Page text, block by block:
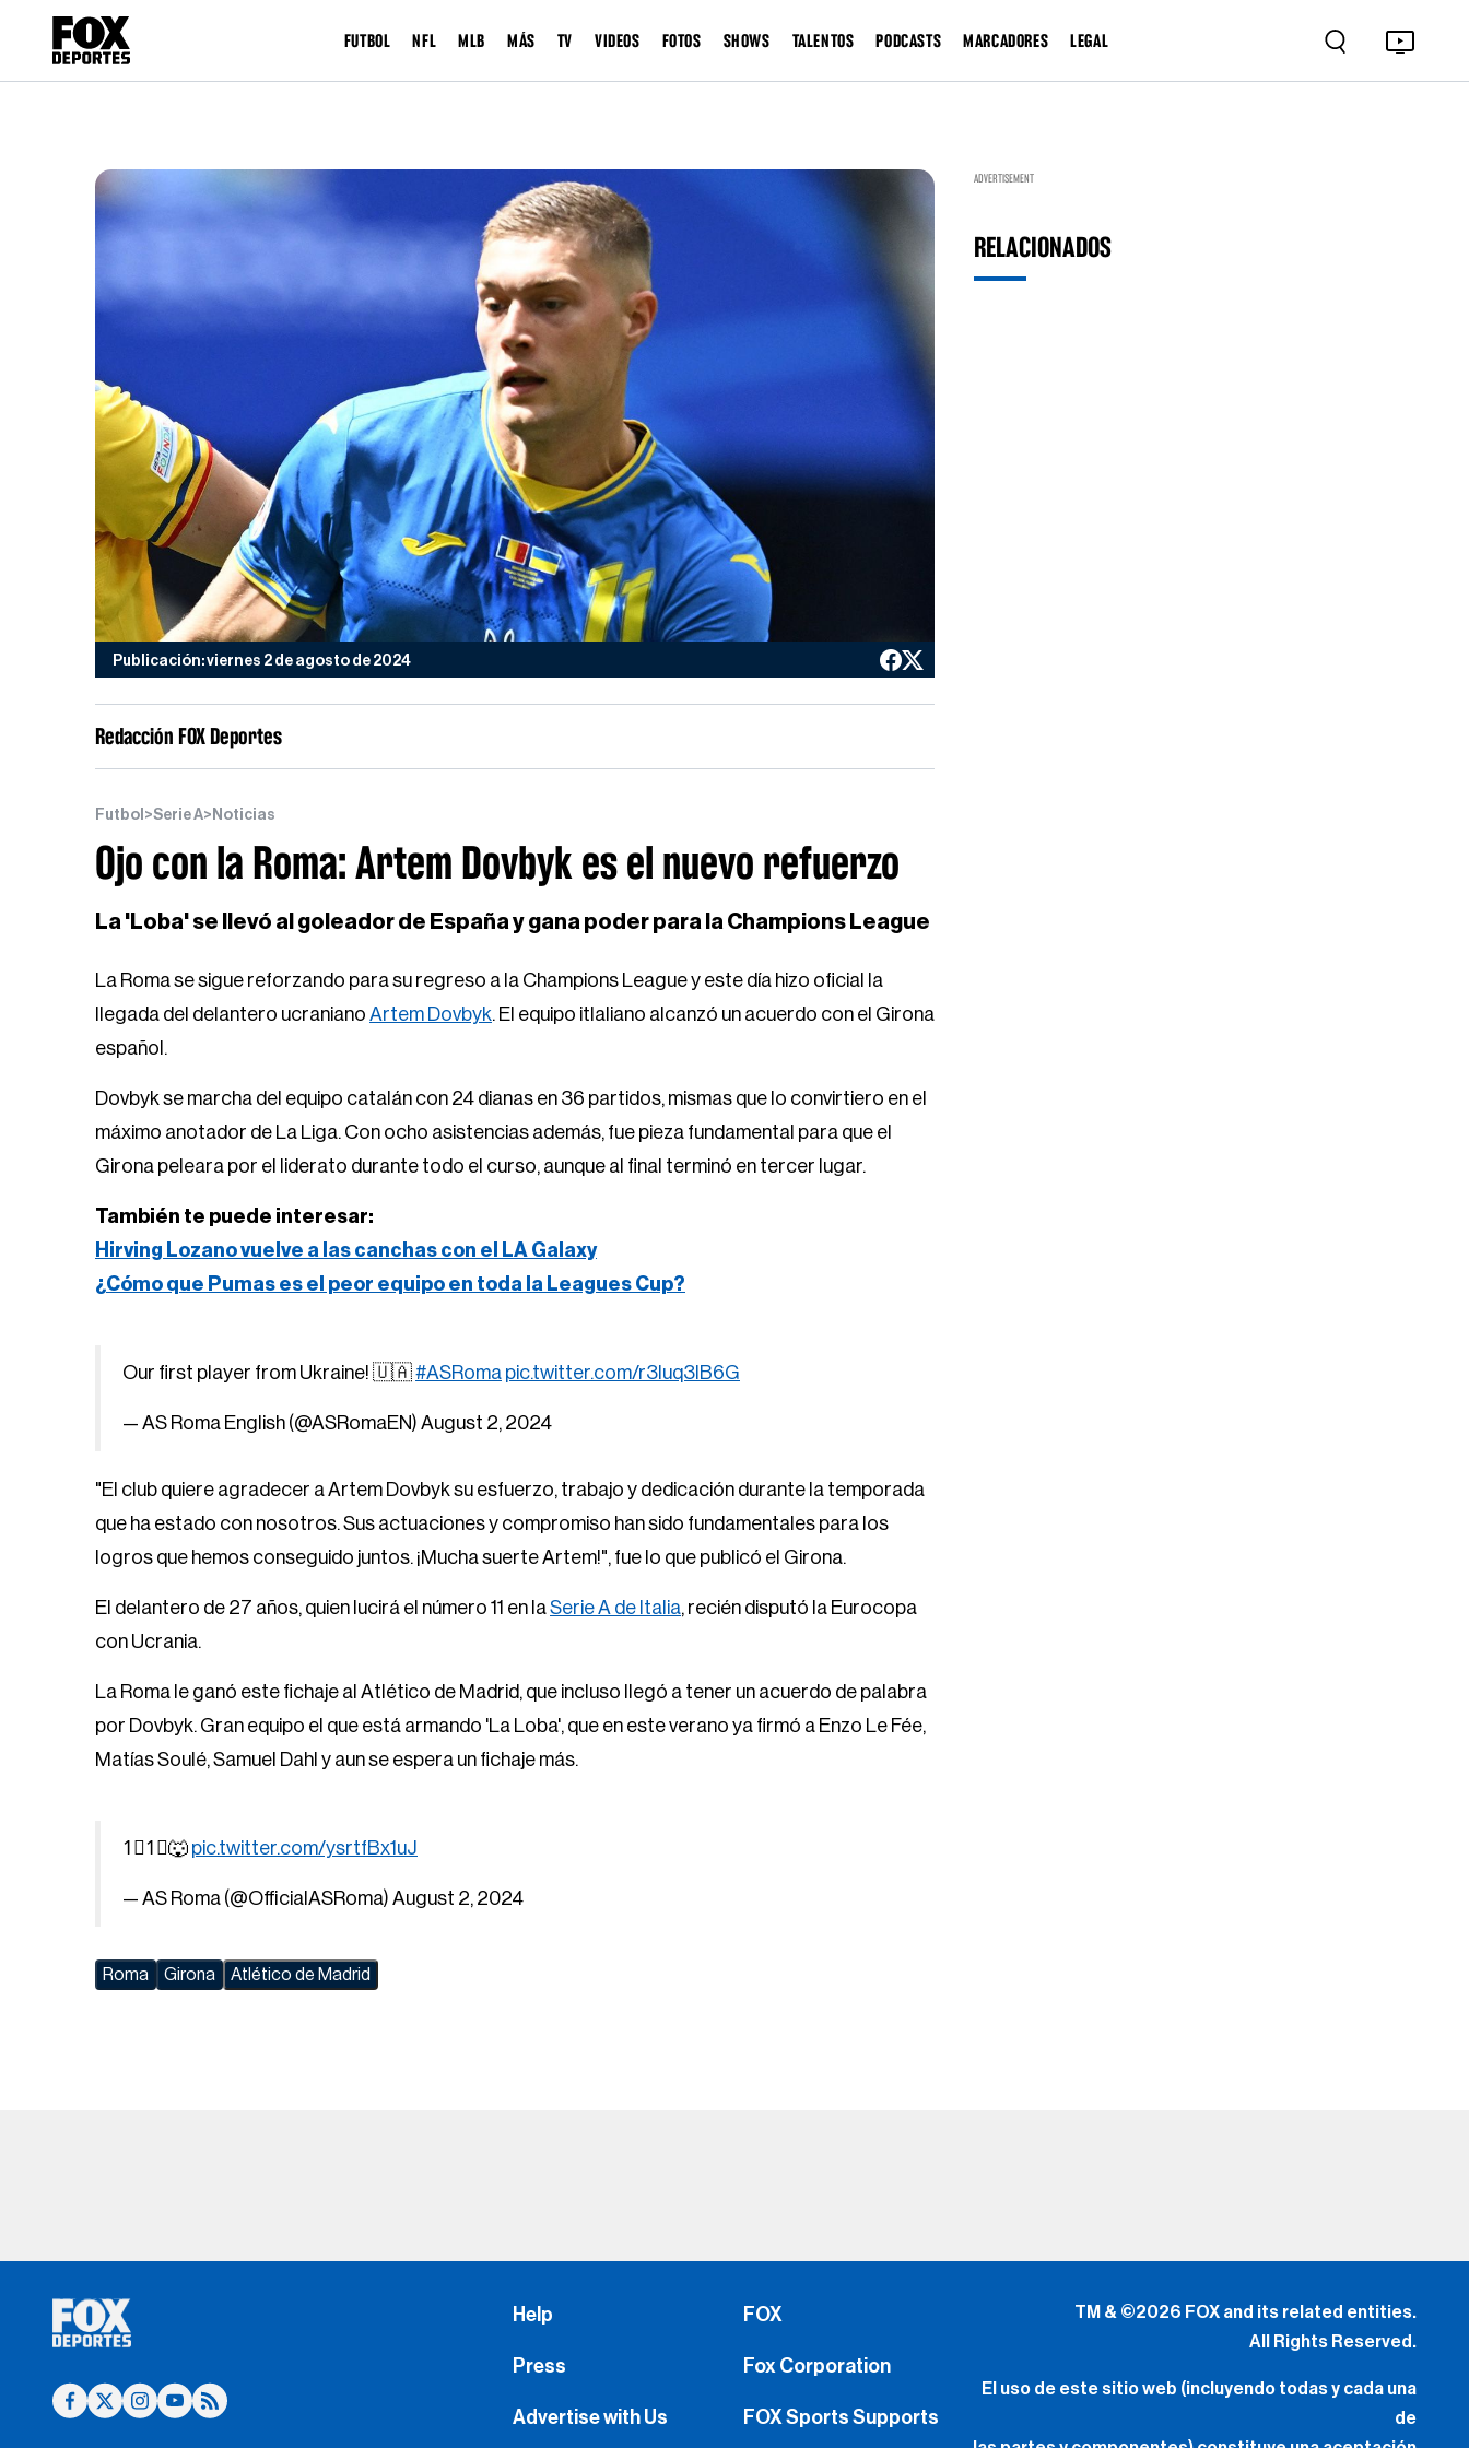
FUTBOL NFL MLB MÁS TV VIDEOS FOTOS SHOWS TALENTOS PODCASTS MARCADORES LEGAL
Publicación: viernes 2 de agosto de 2024
Redacción FOX Deportes
Futbol >Serie A> Noticias
Ojo con la Roma: Artem Dovbyk es el nuevo refuerzo
La 'Loba' se llevó al goleador de España y gana poder para la Champions League
La Roma se sigue reforzando para su regreso a la Champions League y este día hizo oficial la
llegada del delantero ucraniano Artem Dovbyk. El equipo itlaliano alcanzó un acuerdo con el Girona
español.
Dovbyk se marcha del equipo catalán con 24 dianas en 36 partidos, mismas que lo convirtiero en el
máximo anotador de La Liga. Con ocho asistencias además, fue pieza fundamental para que el
Girona peleara por el liderato durante todo el curso, aunque al final terminó en tercer lugar.
También te puede interesar:
Hirving Lozano vuelve a las canchas con el LA Galaxy
¿Cómo que Pumas es el peor equipo en toda la Leagues Cup?
Our first player from Ukraine! 🇺🇦#ASRoma pic.twitter.com/r3Iuq3lB6G
— AS Roma English (@ASRomaEN) August 2, 2024
"El club quiere agradecer a Artem Dovbyk su esfuerzo, trabajo y dedicación durante la temporada
que ha estado con nosotros. Sus actuaciones y compromiso han sido fundamentales para los
logros que hemos conseguido juntos. ¡Mucha suerte Artem!", fue lo que publicó el Girona.
El delantero de 27 años, quien lucirá el número 11 en laSerie A de Italia, recién disputó la Eurocopa
con Ucrania.
La Roma le ganó este fichaje al Atlético de Madrid, que incluso llegó a tener un acuerdo de palabra
por Dovbyk. Gran equipo el que está armando 'La Loba', que en este verano ya firmó a Enzo Le Fée,
Matías Soulé, Samuel Dahl y aun se espera un fichaje más.
1⃣1⃣🐺 pic.twitter.com/ysrtfBx1uJ
— AS Roma (@OfficialASRoma) August 2, 2024
Roma Girona Atlético de Madrid
ADVERTISEMENT
RELACIONADOS
Help
Press
Advertise with Us
FOX
Fox Corporation
FOX Sports Supports
TM & ©2026 FOX and its related entities.
All Rights Reserved.
El uso de este sitio web (incluyendo todas y cada una
de